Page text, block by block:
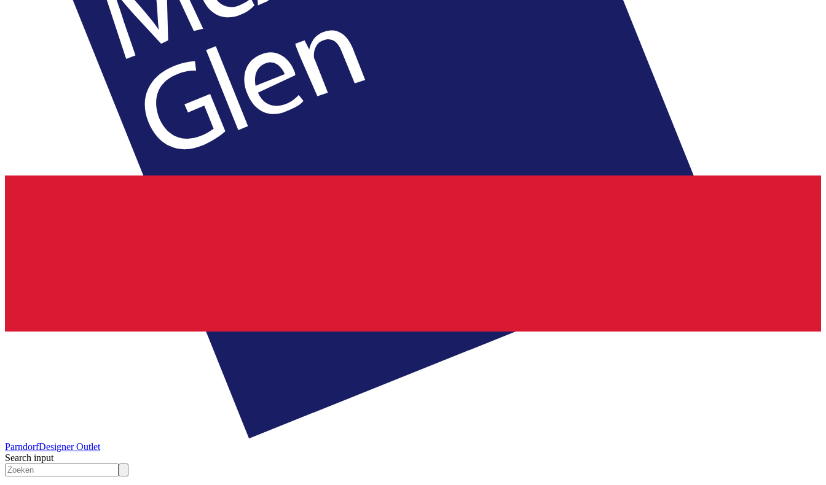
ParndorfDesigner Outlet
Search input